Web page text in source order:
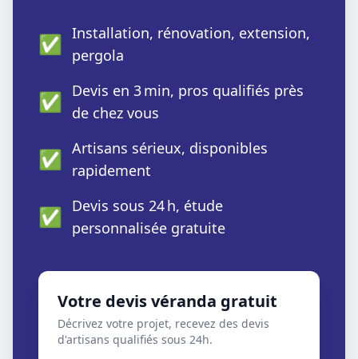
✅ Installation, rénovation, extension,
pergola
✅ Devis en 3 min, pros qualifiés près
de chez vous
✅ Artisans sérieux, disponibles
rapidement
✅ Devis sous 24 h, étude
personnalisée gratuite
Votre devis véranda gratuit
Décrivez votre projet, recevez des devis
d'artisans qualifiés sous 24h.